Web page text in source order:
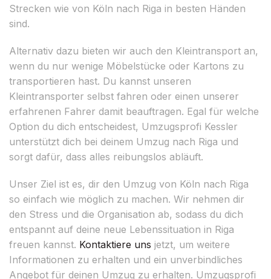
Strecken wie von Köln nach Riga in besten Händen
sind.
Alternativ dazu bieten wir auch den Kleintransport an,
wenn du nur wenige Möbelstücke oder Kartons zu
transportieren hast. Du kannst unseren
Kleintransporter selbst fahren oder einen unserer
erfahrenen Fahrer damit beauftragen. Egal für welche
Option du dich entscheidest, Umzugsprofi Kessler
unterstützt dich bei deinem Umzug nach Riga und
sorgt dafür, dass alles reibungslos abläuft.
Unser Ziel ist es, dir den Umzug von Köln nach Riga
so einfach wie möglich zu machen. Wir nehmen dir
den Stress und die Organisation ab, sodass du dich
entspannt auf deine neue Lebenssituation in Riga
freuen kannst. Kontaktiere uns jetzt, um weitere
Informationen zu erhalten und ein unverbindliches
Angebot für deinen Umzug zu erhalten. Umzugsprofi